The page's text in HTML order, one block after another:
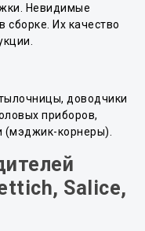
Невидимые
Их качество
доводчики
приборов,
(мэджик-корнеры).
Salice,